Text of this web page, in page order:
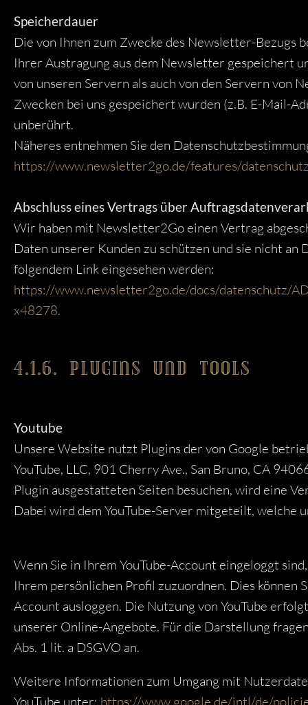
Speicherdauer
Die von Ihnen zum Zwecke des Newsletter-Bezugs
Ihrer Austragung aus dem Newsletter gespeichert
von unseren Servern als auch von den Servern von
Zwecken bei uns gespeichert wurden (z.B. E-Mail-
unberührt.
Näheres entnehmen Sie den
https://www.newsletter2go.de/features/
Abschluss eines Vertrags über
Wir haben mit Newsletter2Go einen Vertrag
Daten unserer Kunden zu schützen und sie nicht
folgendem Link eingesehen werden:
https://www.newsletter2go.de/docs/datenschutz/
x48278.
4.1.6. PLUGINS UND TOOLS
Youtube
Unsere Website nutzt Plugins der von Google
YouTube, LLC, 901 Cherry Ave., San Bruno, CA
Plugin ausgestatteten Seiten besuchen, wird eine
Dabei wird dem YouTube-Server mitgeteilt, welche
Wenn Sie in Ihrem YouTube-Account eingeloggt
Ihrem persönlichen Profil zuzuordnen. Dies können
Account ausloggen. Die Nutzung von YouTube
unserer Online-Angebote. Für die Darstellung
Abs. 1 lit. a DSGVO an.
Weitere Informationen zum Umgang mit
YouTube unter: https://www.google.de/intl/de/